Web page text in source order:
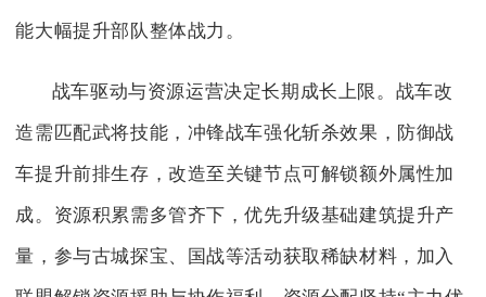
能大幅提升部队整体战力。
战车驱动与资源运营决定长期成长上限。战车改
造需匹配武将技能，冲锋战车强化斩杀效果，防御战
车提升前排生存，改造至关键节点可解锁额外属性加
成。资源积累需多管齐下，优先升级基础建筑提升产
量，参与古城探宝、国战等活动获取稀缺材料，加入